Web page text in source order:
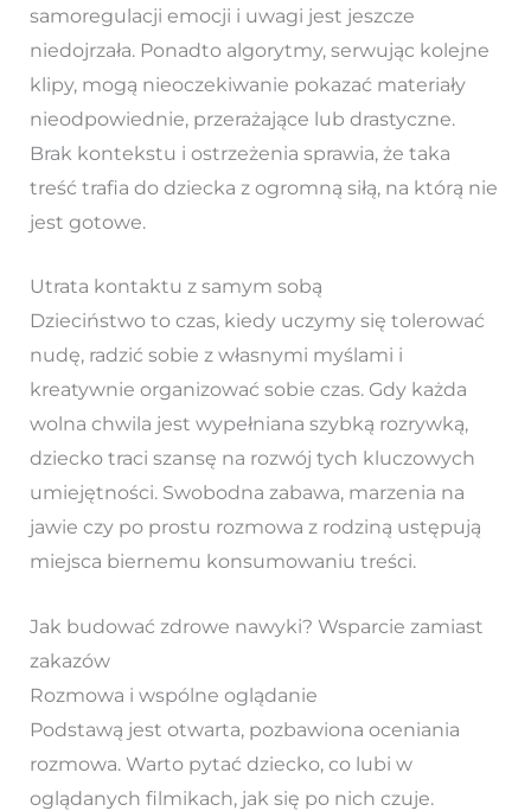
samoregulacji emocji i uwagi jest jeszcze
niedojrzała. Ponadto algorytmy, serwując kolejne
klipy, mogą nieoczekiwanie pokazać materiały
nieodpowiednie, przerażające lub drastyczne.
Brak kontekstu i ostrzeżenia sprawia, że taka
treść trafia do dziecka z ogromną siłą, na którą nie
jest gotowe.
Utrata kontaktu z samym sobą
Dzieciństwo to czas, kiedy uczymy się tolerować
nudę, radzić sobie z własnymi myślami i
kreatywnie organizować sobie czas. Gdy każda
wolna chwila jest wypełniana szybką rozrywką,
dziecko traci szansę na rozwój tych kluczowych
umiejętności. Swobodna zabawa, marzenia na
jawie czy po prostu rozmowa z rodziną ustępują
miejsca biernemu konsumowaniu treści.
Jak budować zdrowe nawyki? Wsparcie zamiast
zakazów
Rozmowa i wspólne oglądanie
Podstawą jest otwarta, pozbawiona oceniania
rozmowa. Warto pytać dziecko, co lubi w
oglądanych filmikach, jak się po nich czuje.